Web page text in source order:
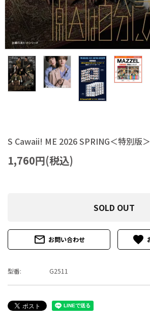
アイドル・タレント
ヒーロー文庫
ロト・ナンバーズ書籍・グッズ
ご利用ガイド
特定商取引法について
お問い合わせ
S Cawaii! ME 2026 SPRING＜特別版＞
1,760円(税込)
SOLD OUT
mail_outline お問い合わせ favorite
型番: G2511